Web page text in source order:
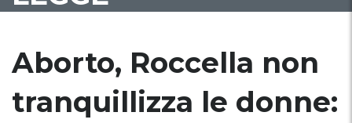
Aborto, Roccella non
tranquillizza le donne: